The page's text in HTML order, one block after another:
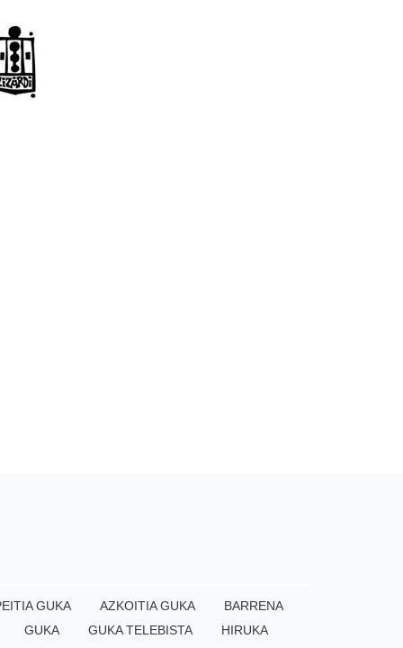
GUKA AZKOITIA GUKA
BARRENA
GUKA
GUKA TELEBISTA
HIRUKA